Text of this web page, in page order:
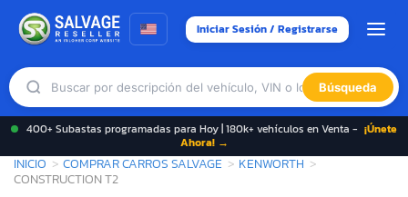
Iniciar Sesión / Registrarse
Búsqueda
400+ Subastas programadas para Hoy | 180k+ vehículos en Venta - ¡Únete
Ahora! →
INICIO COMPRAR CARROS SALVAGE
KENWORTH
CONSTRUCTION T2